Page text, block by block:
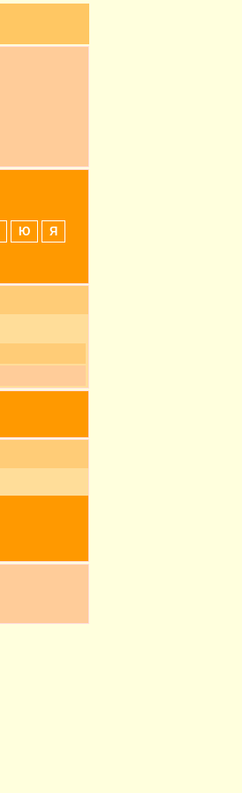
Ю Я